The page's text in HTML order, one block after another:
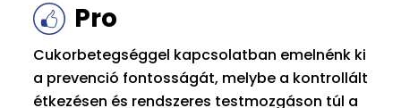
Pro
Cukorbetegséggel kapcsolatban emelnénk ki
a prevenció fontosságát, melybe a kontrollált
étkezésen és rendszeres testmozgáson túl a